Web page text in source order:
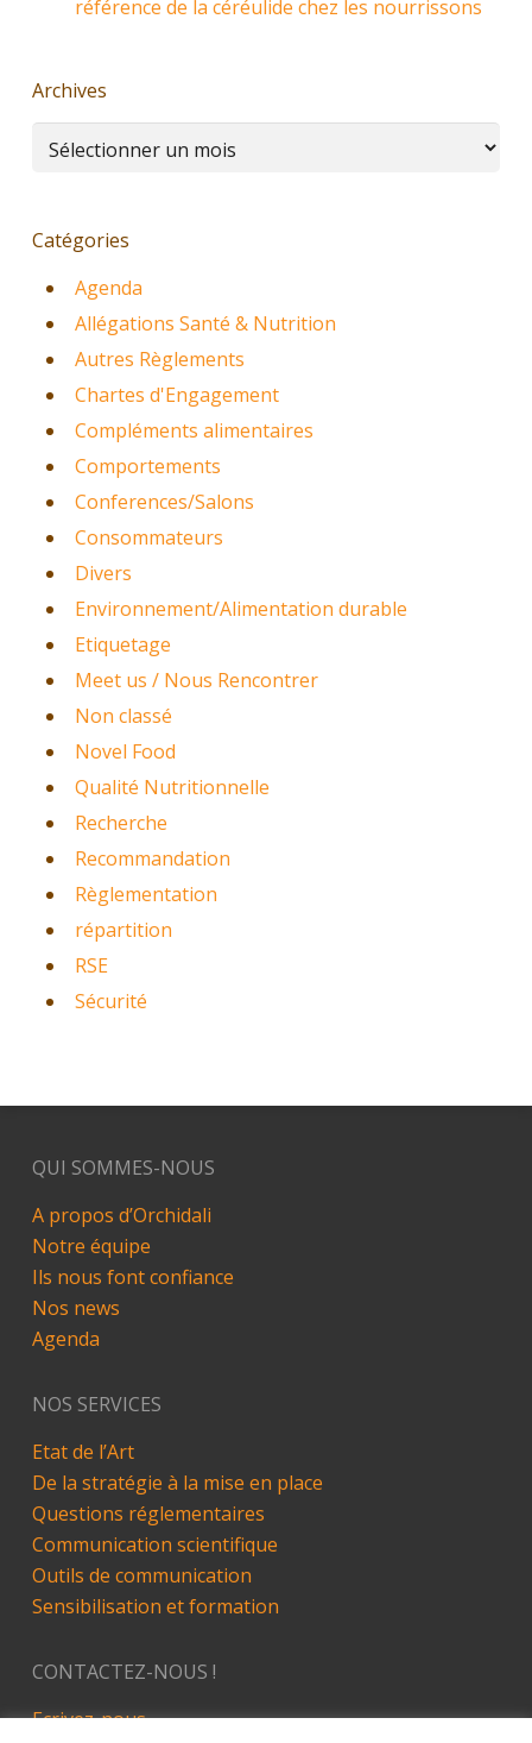
référence de la céréulide chez les nourrissons
Archives
Archives
Catégories
Agenda
Allégations Santé & Nutrition
Autres Règlements
Chartes d'Engagement
Compléments alimentaires
Comportements
Conferences/Salons
Consommateurs
Divers
Environnement/Alimentation durable
Etiquetage
Meet us / Nous Rencontrer
Non classé
Novel Food
Qualité Nutritionnelle
Recherche
Recommandation
Règlementation
répartition
RSE
Sécurité
QUI SOMMES-NOUS
A propos d’Orchidali
Notre équipe
Ils nous font confiance
Nos news
Agenda
NOS SERVICES
Etat de l’Art
De la stratégie à la mise en place
Questions réglementaires
Communication scientifique
Outils de communication
Sensibilisation et formation
CONTACTEZ-NOUS !
Ecrivez-nous